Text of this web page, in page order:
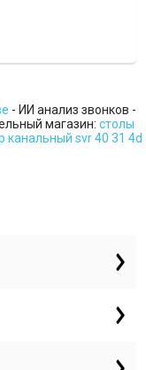
- ИИ анализ звонков -
магазин: столы
канальный svr 40 31 4d